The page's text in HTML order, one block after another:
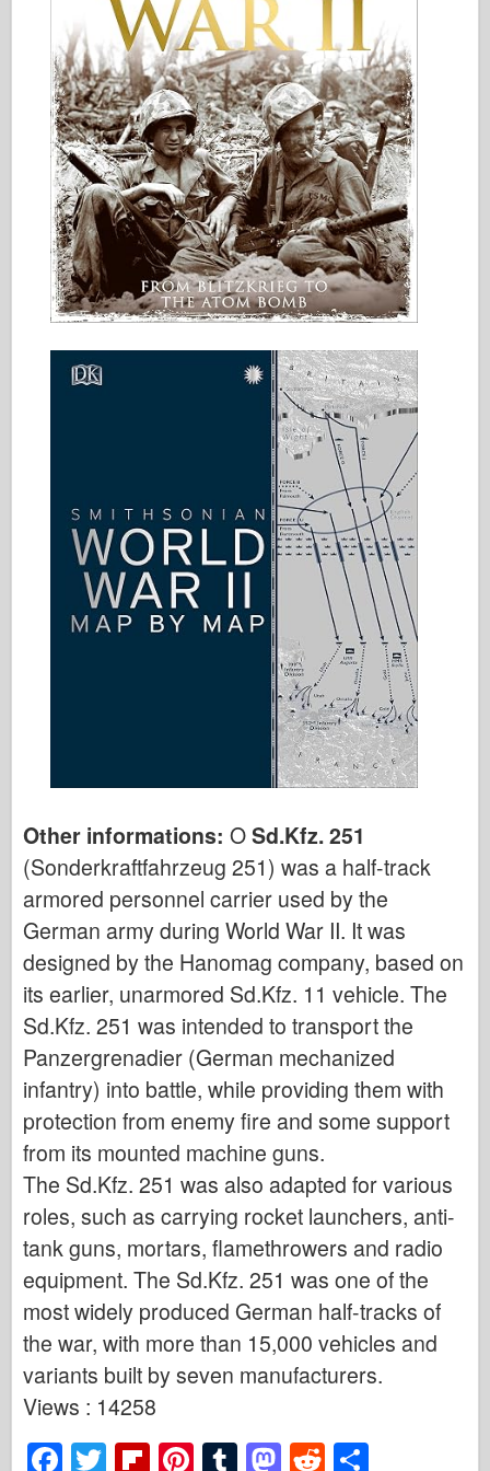
Other informations: OSd.Kfz. 251
(Sonderkraftfahrzeug 251) was a half-track
armored personnel carrier used by the
German army during World War II. It was
designed by the Hanomag company, based on
its earlier, unarmored Sd.Kfz. 11 vehicle. The
Sd.Kfz. 251 was intended to transport the
Panzergrenadier (German mechanized
infantry) into battle, while providing them with
protection from enemy fire and some support
from its mounted machine guns.
The Sd.Kfz. 251 was also adapted for various
roles, such as carrying rocket launchers, anti-
tank guns, mortars, flamethrowers and radio
equipment. The Sd.Kfz. 251 was one of the
most widely produced German half-tracks of
the war, with more than 15,000 vehicles and
variants built by seven manufacturers.
Views : 14258
F T Fl Pi T M R